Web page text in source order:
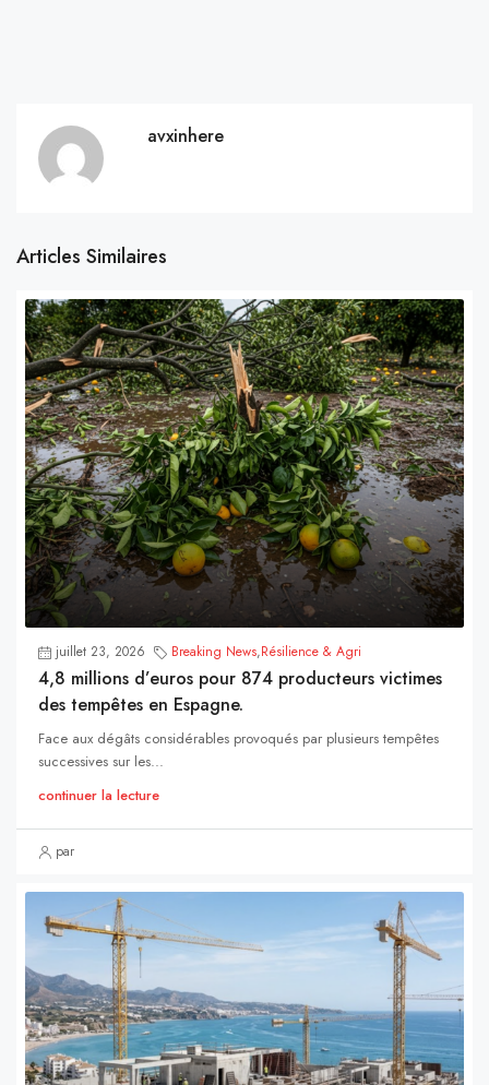
avxinhere
Articles Similaires
juillet 23, 2026 Breaking News,Résilience & Agri
4,8 millions d’euros pour 874 producteurs victimes
des tempêtes en Espagne.
Face aux dégâts considérables provoqués par plusieurs tempêtes
successives sur les...
continuer la lecture
par